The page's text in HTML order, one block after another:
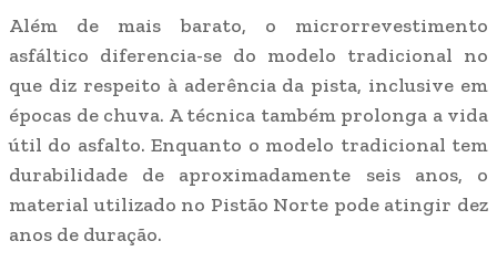
Além de mais barato, o microrrevestimento
asfáltico diferencia-se do modelo tradicional no
que diz respeito à aderência da pista, inclusive em
épocas de chuva. A técnica também prolonga a vida
útil do asfalto. Enquanto o modelo tradicional tem
durabilidade de aproximadamente seis anos, o
material utilizado no Pistão Norte pode atingir dez
anos de duração.